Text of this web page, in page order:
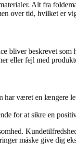
Alt fra
over tid, hvilket er
bliver beskrevet
eller fejl med
været en
for at sikre en
måske give dig